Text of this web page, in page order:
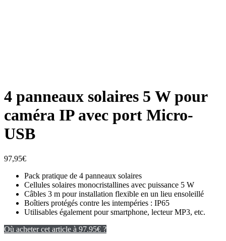
4 panneaux solaires 5 W pour
caméra IP avec port Micro-
USB
97,95€
Pack pratique de 4 panneaux solaires
Cellules solaires monocristallines avec puissance 5 W
Câbles 3 m pour installation flexible en un lieu ensoleillé
Boîtiers protégés contre les intempéries : IP65
Utilisables également pour smartphone, lecteur MP3, etc.
Où acheter cet article à 97.95€ ?